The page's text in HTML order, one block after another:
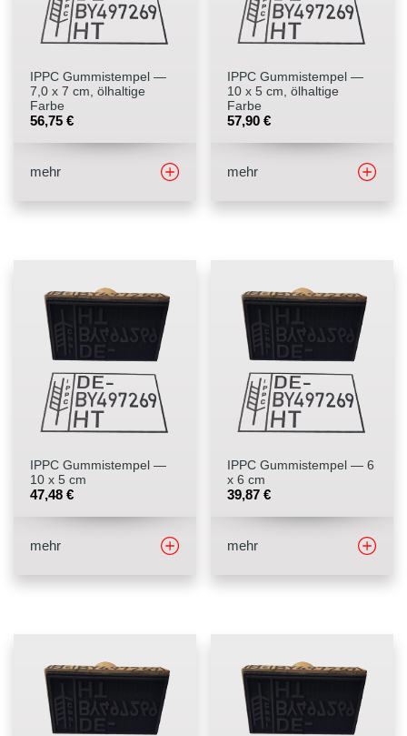
IPPC Gummistempel —
7,0 x 7 cm, ölhaltige
Farbe
56,75 €
mehr
IPPC Gummistempel —
10 x 5 cm, ölhaltige
Farbe
57,90€
mehr
IPPC Gummistempel —
10 x 5 cm
47,48 €
mehr
IPPC Gummistempel — 6
x 6 cm
39,87€
mehr
Stempelfarben
Stempelkissen
Stempelzubehör